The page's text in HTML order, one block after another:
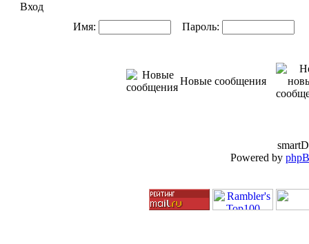
Вход
Имя:
Пароль:
Новые сообщения
Powered by